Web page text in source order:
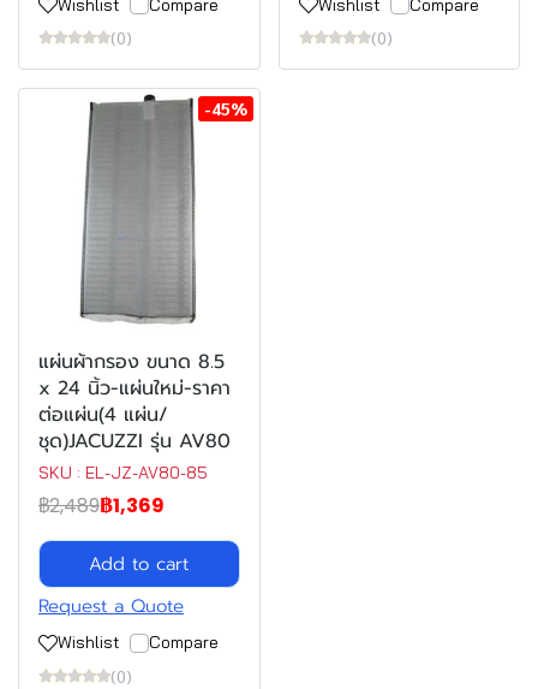
Wishlist
Compare
(0)
Wishlist
Compare
(0)
-45%
แผ่นผ้ากรอง ขนาด 8.5
x 24 นิ้ว-แผ่นใหม่-ราคา
ต่อแผ่น(4 แผ่น/
ชุด)JACUZZI รุ่น AV80
SKU : EL-JZ-AV80-85
฿2,489฿1,369
Add to cart
Request a Quote
Wishlist
Compare
(0)